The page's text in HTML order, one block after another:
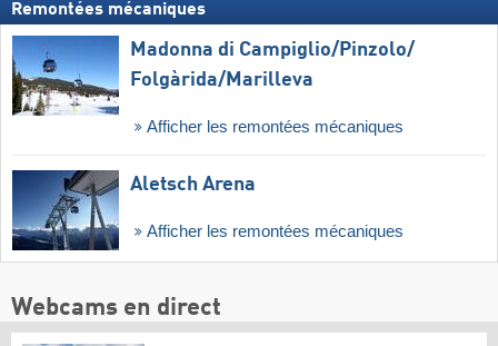
Remontées mécaniques
Madonna di Campiglio/​Pinzolo/​
Folgàrida/​Marilleva
Afficher les remontées mécaniques
Aletsch Arena
Afficher les remontées mécaniques
Webcams en direct